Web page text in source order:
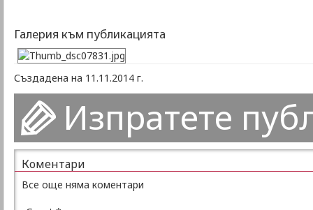
Галерия към публикацията
Създадена на 11.11.2014 г.
Изпратете
Коментари
Все още няма коментари